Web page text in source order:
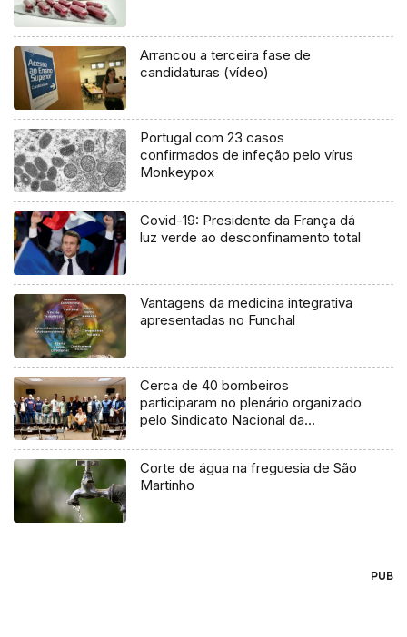
Arrancou a terceira fase de
candidaturas (vídeo)
Portugal com 23 casos
confirmados de infeção pelo vírus
Monkeypox
Covid-19: Presidente da França dá
luz verde ao desconfinamento total
Vantagens da medicina integrativa
apresentadas no Funchal
Cerca de 40 bombeiros
participaram no plenário organizado
pelo Sindicato Nacional da
Corte de água na freguesia de São
Martinho
PUB